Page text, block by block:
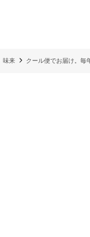
味来 クール便でお届け。毎